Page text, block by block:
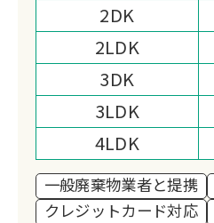
2DK
2LDK
3DK
3LDK
4LDK
一般廃棄物業者と提携
クレジットカード対応